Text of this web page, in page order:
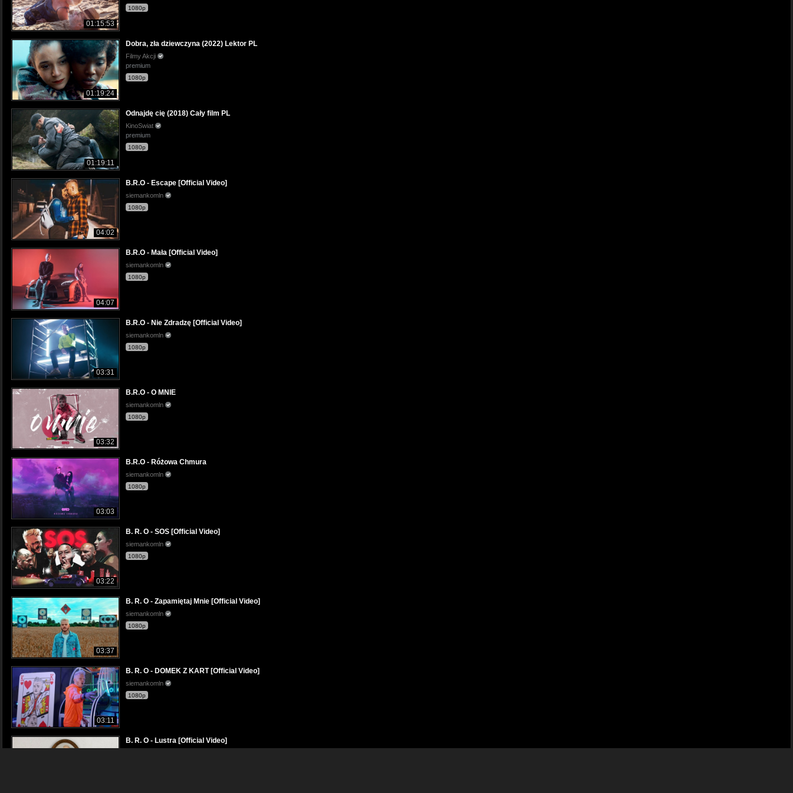
01:15:53
1080p
01:19:24
Dobra, zła dziewczyna (2022) Lektor PL
Filmy Akcji
premium
1080p
01:19:11
Odnajdę cię (2018) Cały film PL
KinoSwiat
premium
1080p
04:02
B.R.O - Escape [Official Video]
siemankomln
1080p
04:07
B.R.O - Mała [Official Video]
siemankomln
1080p
03:31
B.R.O - Nie Zdradzę [Official Video]
siemankomln
1080p
03:32
B.R.O - O MNIE
siemankomln
1080p
03:03
B.R.O - Różowa Chmura
siemankomln
1080p
03:22
B. R. O - SOS [Official Video]
siemankomln
1080p
03:37
B. R. O - Zapamiętaj Mnie [Official Video]
siemankomln
1080p
03:11
B. R. O - DOMEK Z KART [Official Video]
siemankomln
1080p
B. R. O - Lustra [Official Video]